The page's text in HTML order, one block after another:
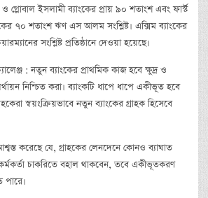
গ্লোবাল ইসলামী ব্যাংকের প্রায় ৯০ শতাংশ এবং ফার্স্ট
৭০ শতাংশ ঋণ এস আলম সংশ্লিষ্ট। এক্সিম ব্যাংকের
সংশ্লিষ্ট প্রতিষ্ঠানে দেওয়া হয়েছে।
: নতুন ব্যাংকের প্রাথমিক কাজ হবে ক্ষুদ্র ও
নিশ্চিত করা। ব্যাংকটি ধাপে ধাপে একীভূত হবে
স্বয়ংক্রিয়ভাবে নতুন ব্যাংকের গ্রাহক হিসেবে
করেছে যে, গ্রাহকের লেনদেনে কোনও ব্যাঘাত
চাকরিতে বহাল থাকবেন, তবে একীভূতকরণ